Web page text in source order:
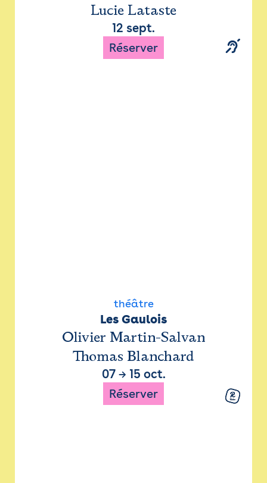
Lucie Lataste
12 sept.
Réserver
théâtre
Les Gaulois
Olivier Martin-Salvan
Thomas Blanchard
07→ 15 oct.
Réserver